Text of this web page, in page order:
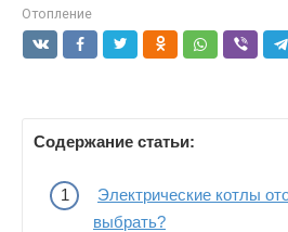
Отопление
Содержание статьи:
Электрические котлы
выбрать?